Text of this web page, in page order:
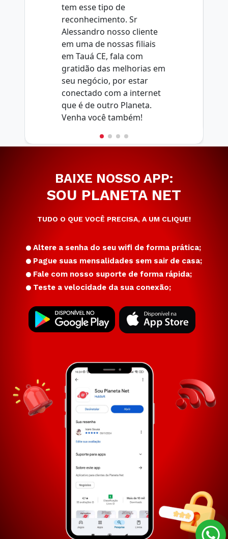
tem esse tipo de
reconhecimento. Sr
Alessandro nosso cliente
em uma de nossas filiais
em Tauá CE, fala com
gratidão das melhorias em
seu negócio, por estar
conectado com a internet
que é de outro Planeta.
Venha você também!
BAIXE NOSSO APP:
SOU PLANETA NET
TUDO O QUE VOCÊ PRECISA, A UM CLIQUE!
Altere a senha do seu wifi de forma prática;
Pague suas mensalidades sem sair de casa;
Fale com nosso suporte de forma rápida;
Teste a velocidade da sua conexão;